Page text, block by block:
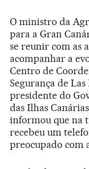
O ministro da
para a Gran
se reunir com as
acompanhar a
Centro de
Segurança de
presidente do
das Ilhas
informou que na
recebeu um
preocupado com